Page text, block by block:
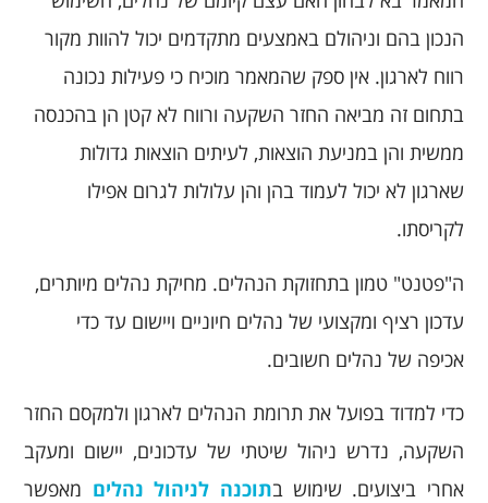
הנכון בהם וניהולם באמצעים מתקדמים יכול להוות מקור
רווח לארגון. אין ספק שהמאמר מוכיח כי פעילות נכונה
בתחום זה מביאה החזר השקעה ורווח לא קטן הן בהכנסה
ממשית והן במניעת הוצאות, לעיתים הוצאות גדולות
שארגון לא יכול לעמוד בהן והן עלולות לגרום אפילו
לקריסתו.
ה"פטנט" טמון בתחזוקת הנהלים. מחיקת נהלים מיותרים,
עדכון רציף ומקצועי של נהלים חיוניים ויישום עד כדי
אכיפה של נהלים חשובים.
כדי למדוד בפועל את תרומת הנהלים לארגון ולמקסם החזר
השקעה, נדרש ניהול שיטתי של עדכונים, יישום ומעקב
אחרי ביצועים. שימוש בתוכנה לניהול נהלים מאפשר